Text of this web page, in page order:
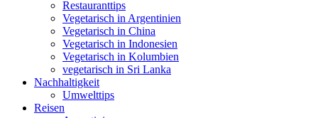
Restauranttips
Vegetarisch in Argentinien
Vegetarisch in China
Vegetarisch in Indonesien
Vegetarisch in Kolumbien
vegetarisch in Sri Lanka
Nachhaltigkeit
Umwelttips
Reisen